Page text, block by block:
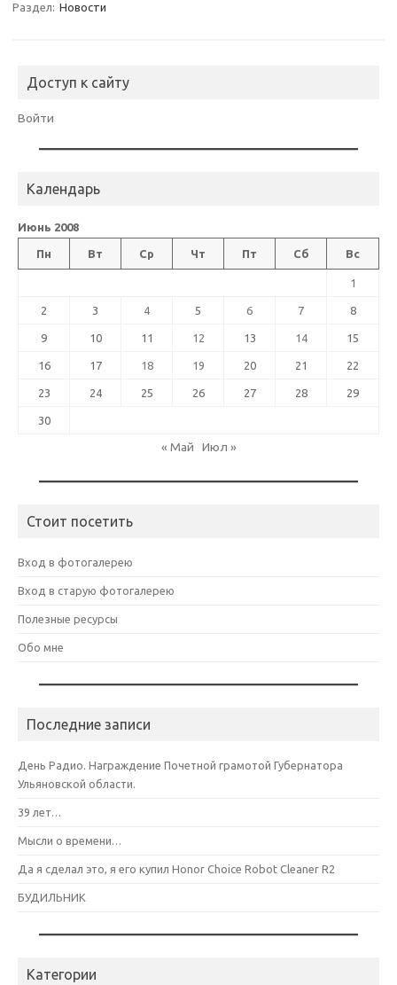
Раздел: Новости
Доступ к сайту
Войти
Календарь
Июнь 2008
Пн Вт Ср Чт Пт Сб Вс
1
2 3 4 5 6 7 8
9 10 11 12 13 14 15
16 17 18 19 20 21 22
23 24 25 26 27 28 29
30
« Май Июл »
Стоит посетить
Вход в фотогалерею
Вход в старую фотогалерею
Полезные ресурсы
Обо мне
Последние записи
День Радио. Награждение Почетной грамотой Губернатора
Ульяновской области.
39 лет…
Мысли о времени…
Да я сделал это, я его купил Honor Choice Robot Cleaner R2
БУДИЛЬНИК
Категории